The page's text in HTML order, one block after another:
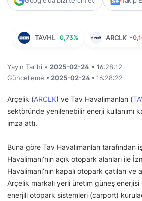
TAVHL 0,73% ARCLK -
Yayın Tarihi • 2025-02-24 • 16:28:12
Güncelleme • 2025-02-24 • 16:28:22
Arçelik (ARCLK) ve Tav Havalimanları (
sektöründe yenilenebilir enerji kullanımı
imza attı.
Buna göre Tav Havalimanları tarafından
Havalimanı’nın açık otopark alanları ile
Havalimanı’nın kapalı otopark çatıları ve
Arçelik markalı yerli üretim güneş
enerjili otopark sistemleri (carport)